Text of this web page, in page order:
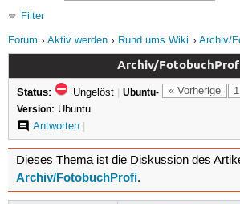
Filter
Forum
Aktiv werden Rund ums Wiki Archiv/
Archiv/
« Vorherige 1
Status: Ungelöst | Ubuntu-
Version: Ubuntu
Antworten|
Dieses Thema ist die Diskussion des
Archiv/FotobuchProfi.